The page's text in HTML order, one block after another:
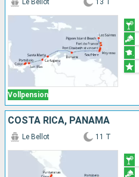
Vollpension
Le Bellot 13 T
COSTA RICA, PANAMA
Le Bellot 11 T